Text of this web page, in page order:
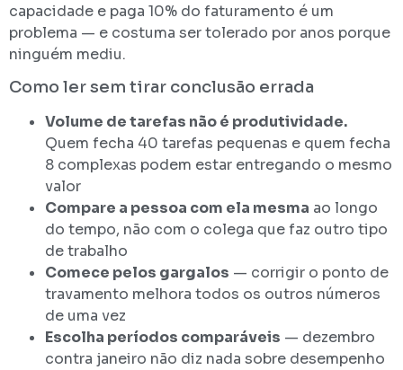
capacidade e paga 10% do faturamento é um
problema — e costuma ser tolerado por anos porque
ninguém mediu.
Como ler sem tirar conclusão errada
Volume de tarefas não é produtividade.
Quem fecha 40 tarefas pequenas e quem fecha
8 complexas podem estar entregando o mesmo
valor
Compare a pessoa com ela mesma ao longo
do tempo, não com o colega que faz outro tipo
de trabalho
Comece pelos gargalos — corrigir o ponto de
travamento melhora todos os outros números
de uma vez
Escolha períodos comparáveis — dezembro
contra janeiro não diz nada sobre desempenho